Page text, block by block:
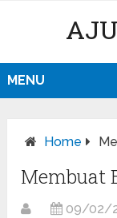
MENU
Home
Membuat
09/02/